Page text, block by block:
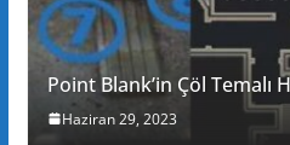
Point Blank’in Çöl Temalı
Haziran 29, 2023